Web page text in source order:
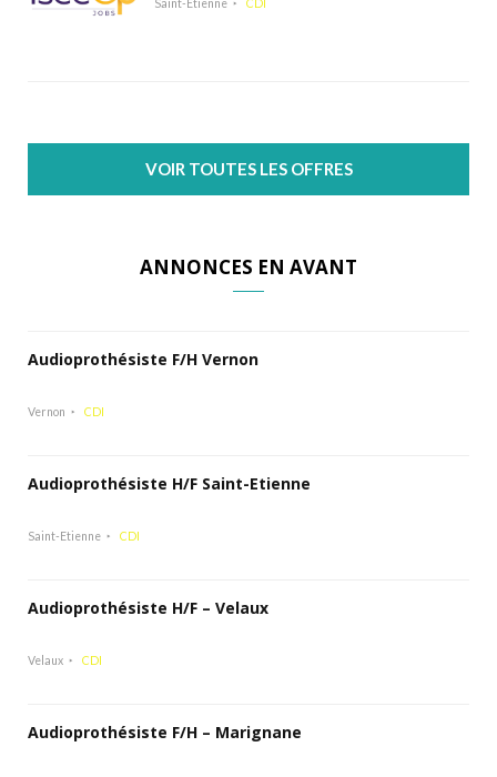
Saint-Etienne CDI
VOIR TOUTES LES OFFRES
ANNONCES EN AVANT
Audioprothésiste F/H Vernon
Vernon CDI
Audioprothésiste H/F Saint-Etienne
Saint-Etienne CDI
Audioprothésiste H/F – Velaux
Velaux CDI
Audioprothésiste F/H – Marignane